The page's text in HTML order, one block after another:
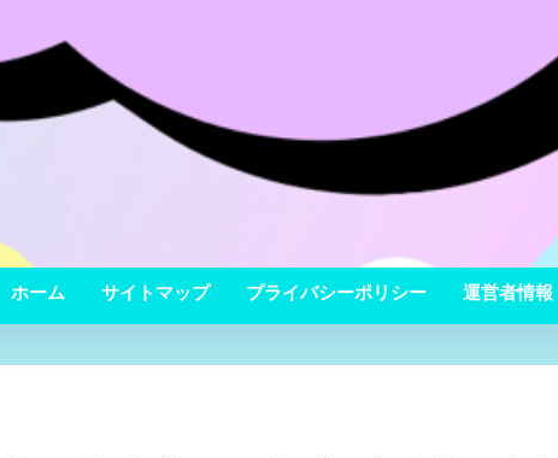
ホーム サイトマップ プライバシーポリシー 運営者情報